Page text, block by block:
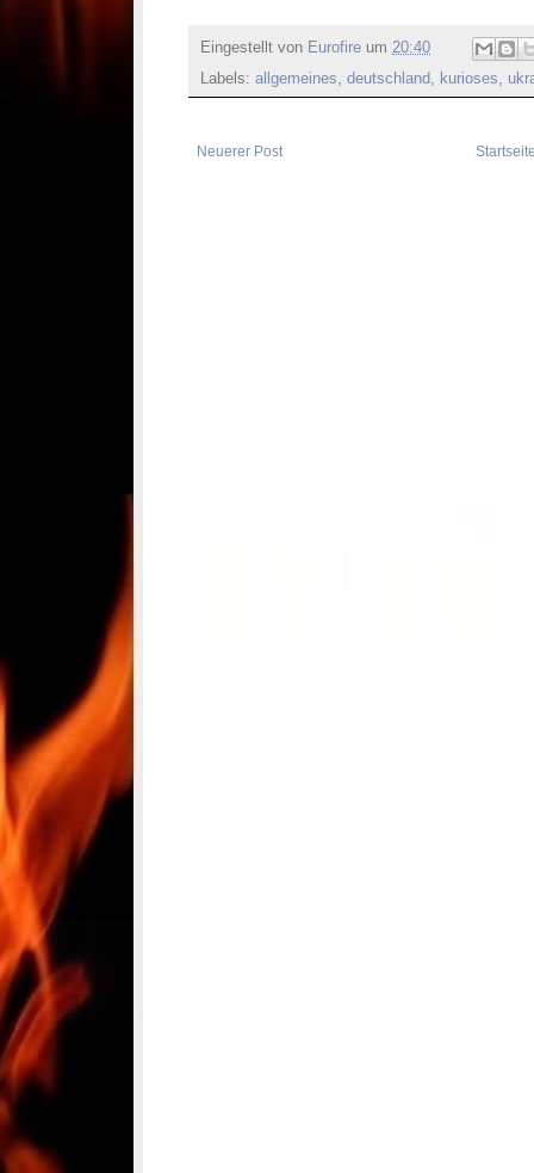
Eingestellt von Eurofire um 20:40
Labels: allgemeines, deutschland, kurioses,
Neuerer Post